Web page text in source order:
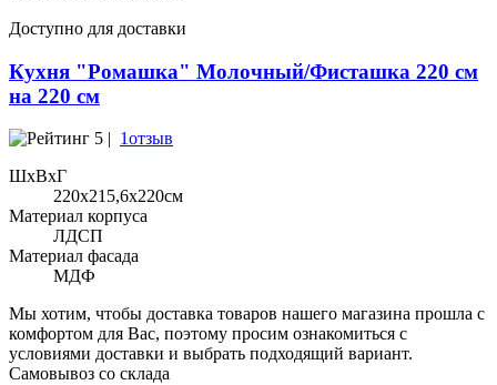
Доступно для доставки
Кухня "Ромашка" Молочный/Фисташка 220 см
на 220 см
5 | 1отзыв
ШхВхГ
220x215,6х220см
Материал корпуса
ЛДСП
Материал фасада
МДФ
Мы хотим, чтобы доставка товаров нашего магазина прошла с
комфортом для Вас, поэтому просим ознакомиться с
условиями доставки и выбрать подходящий вариант.
Самовывоз со склада